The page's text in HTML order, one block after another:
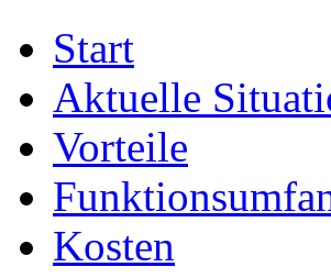
Start
Aktuelle
Vorteile
Kosten